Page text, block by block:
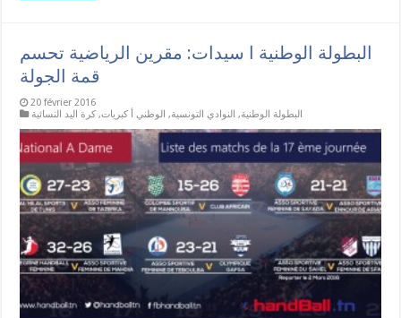
البطولة الوطنية ا سيدات: مقرين الرياضية تحسم
قمة الجولة
20 février 2016
البطولة الوطنية, النوادي التونسية, الوطني أ كبريات, كرة اليد النسائية